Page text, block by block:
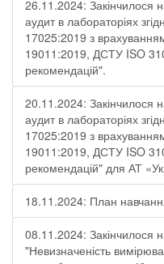
26.11.2024: Закінчилося
аудит в лабораторіях
17025:2019 з
19011:2019, ДСТУ ISO
рекомендацій".
20.11.2024: Закінчилося
аудит в лабораторіях
17025:2019 з
19011:2019, ДСТУ ISO
рекомендацій" для АТ
18.11.2024: План
08.11.2024: Закінчилося
"Невизначеність